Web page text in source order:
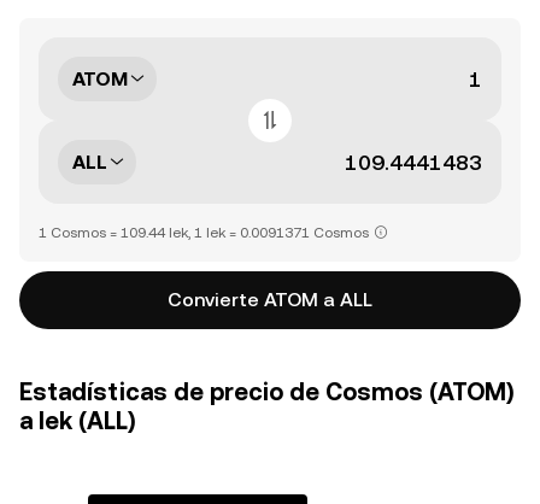
ATOM
ALL
1 Cosmos = 109.44 lek, 1 lek = 0.0091371 Cosmos
Convierte ATOM a ALL
Estadísticas de precio de Cosmos (ATOM)
a lek (ALL)